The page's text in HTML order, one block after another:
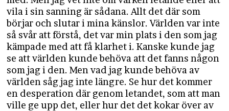
vila i sin sanning är sådana. Allt det där som
börjar och slutar i mina känslor. Världen var inte
så svår att förstå, det var min plats i den som jag
kämpade med att få klarhet i. Kanske kunde jag
se att världen kunde behöva att det fanns någon
som jag i den. Men vad jag kunde behöva av
världen såg jag inte längre. Se hur det kommer
en desperation där genom letandet, som att man
ville ge upp det, eller hur det det kokar över av